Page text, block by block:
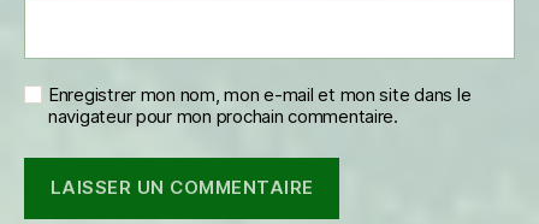
Enregistrer mon nom, mon e-mail et mon site dans le
navigateur pour mon prochain commentaire.